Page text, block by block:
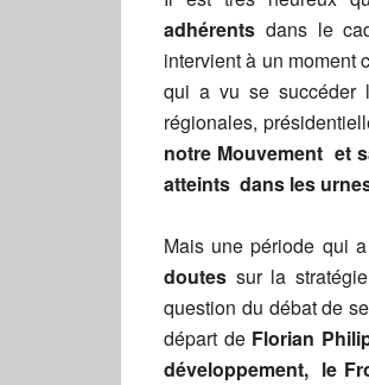
adhérents dans le
intervient à un moment
qui a vu se succéder
régionales,
notre Mouvement et
atteints dans les
Mais une période qui
doutes sur la
question du débat de
départ de Florian
développement, le